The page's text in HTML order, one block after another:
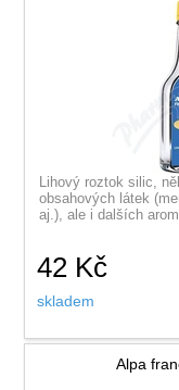
Lihový roztok silic,
obsahových látek
aj.), ale i dalších
42 Kč
skladem
Alpa